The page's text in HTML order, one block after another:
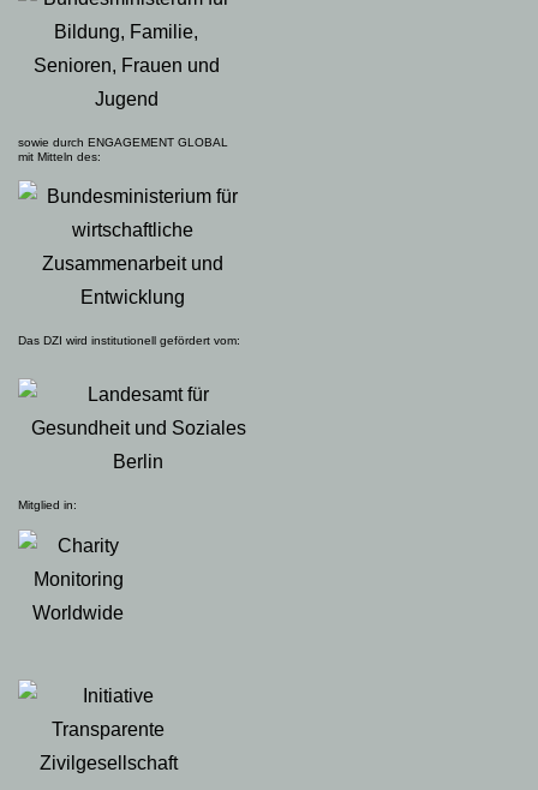
sowie durch ENGAGEMENT GLOBAL
mit Mitteln des:
Das DZI wird institutionell gefördert vom:
Mitglied in: